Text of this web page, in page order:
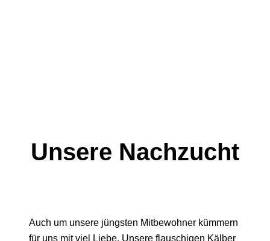
Unsere Nachzucht
Auch um unsere jüngsten Mitbewohner kümmern
für uns mit viel Liebe. Unsere flauschigen Kälber